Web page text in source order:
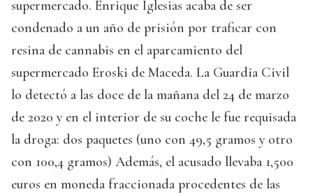
supermercado. Enrique Iglesias acaba de ser
condenado a un año de prisión por traficar con
resina de cannabis en el aparcamiento del
supermercado Eroski de Maceda. La Guardia Civil
lo detectó a las doce de la mañana del 24 de marzo
de 2020 y en el interior de su coche le fue requisada
la droga: dos paquetes (uno con 49,5 gramos y otro
con 100,4 gramos) Además, el acusado llevaba 1,500
euros en moneda fraccionada procedentes de las